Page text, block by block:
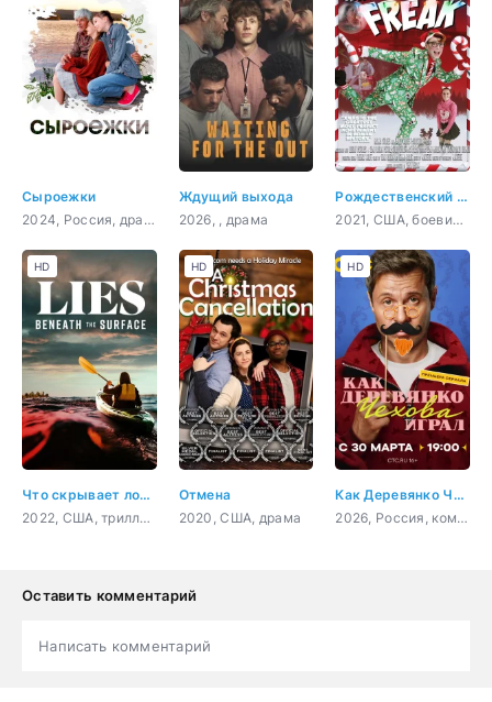
Сыроежки
2024, Россия, драма
Ждущий выхода
2026, , драма
Рождественский чудак
2021, США, боевик, комедия
Что скрывает ложь
2022, США, триллер, драма
HD
Отмена
2020, США, драма
HD
Как Деревянко Чехова играл
2026, Россия, комедия
HD
Оставить комментарий
Написать комментарий